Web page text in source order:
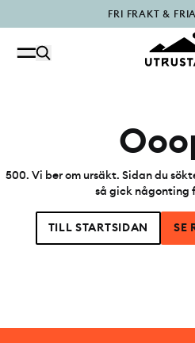
FRI FRAKT &
PÅFYLLT I
500. Vi ber om ursäkt. Sidan du
så gick någonting
TILL STARTSIDAN SE